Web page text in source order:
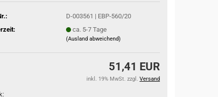
D-003561 | EBP-560/20
ca. 5-7 Tage
(Ausland abweichend)
51,41 EUR
inkl. 19% MwSt. zzgl. Versand